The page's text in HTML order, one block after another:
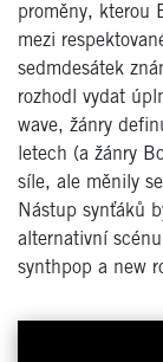
proměny, kterou
mezi
sedmdesátek
rozhodl vydat
wave, žánry
letech (a žánry
síle, ale měnily
Nástup synťáků
alternativní
synthpop a new